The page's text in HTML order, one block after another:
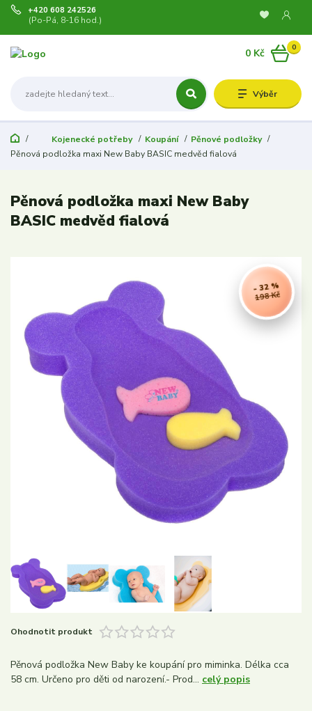
Výběr
+420 608 242526
(Po-Pá, 8-16 hod.)
0
0 Kč
Kojenecké potřeby Koupání
Pěnové podložky
Pěnová podložka maxi New Baby BASIC medvěd fialová
Pěnová podložka maxi New Baby
BASIC medvěd fialová
198 Kč
- 32 %
Ohodnotit produkt
Pěnová podložka New Baby ke koupání pro miminka. Délka cca
58 cm. Určeno pro děti od narození.- Prod... celý popis